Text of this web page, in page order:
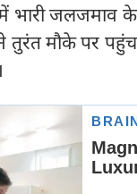
भारी जलजमाव
मौके पर